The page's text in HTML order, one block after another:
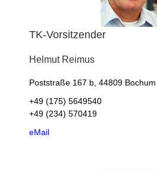
TK-Vorsitzender
Helmut Reimus
Poststraße 167 b, 44809 Bochum
+49 (175) 5649540
+49 (234) 570419
eMail